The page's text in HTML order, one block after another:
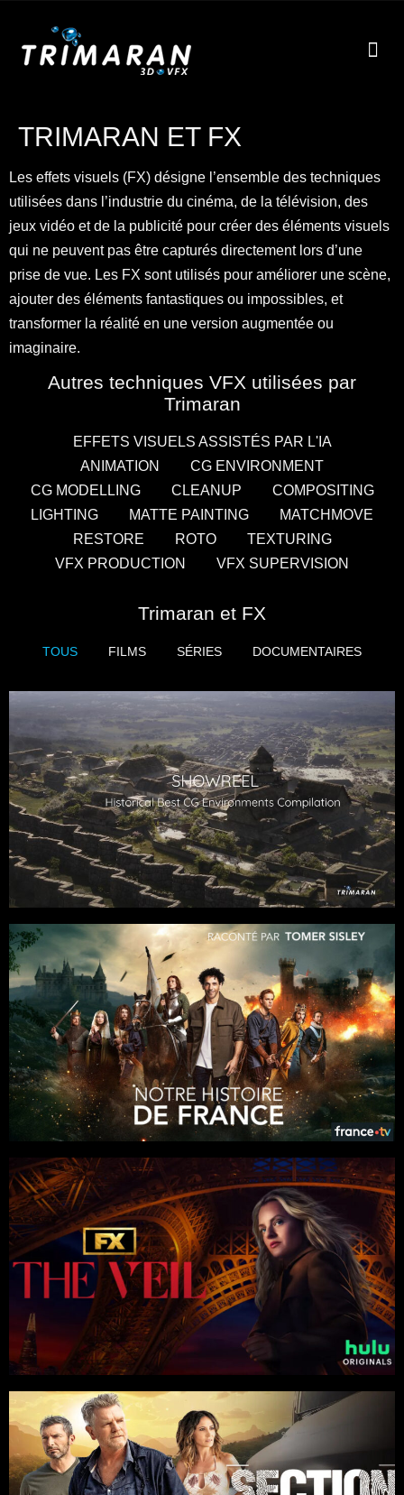
TRIMARAN ET FX
Les effets visuels (FX) désigne l’ensemble des techniques
utilisées dans l’industrie du cinéma, de la télévision, des
jeux vidéo et de la publicité pour créer des éléments visuels
qui ne peuvent pas être capturés directement lors d’une
prise de vue. Les FX sont utilisés pour améliorer une scène,
ajouter des éléments fantastiques ou impossibles, et
transformer la réalité en une version augmentée ou
imaginaire.
Autres techniques VFX utilisées par
Trimaran
EFFETS VISUELS ASSISTÉS PAR L'IA
ANIMATION
CG ENVIRONMENT
CG MODELLING
CLEANUP
COMPOSITING
LIGHTING
MATTE PAINTING
MATCHMOVE
RESTORE
ROTO
TEXTURING
VFX PRODUCTION
VFX SUPERVISION
Trimaran et FX
TOUS FILMS SÉRIES DOCUMENTAIRES
Films Séries Documentaires
Fiction/Histoire
Trimaran VFX
Séries Documentaires
6 x 52
Docudrama/Fiction/Histoire
Realisation : Caroline Benarrosh, Yannick Adam de Villiers,
François Tribolet
ITV Studios / France TV
Séries
6 x 45
Thriller
Casting : Elisabeth Moss, Josh Charles, Dali Benssalah, Yumna
Marwan, Aron Von
FX Network / Hulu
Séries